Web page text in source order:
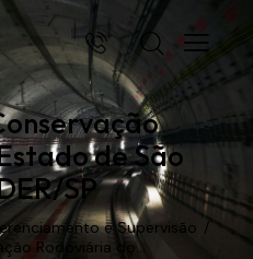
de São
SP
e Supervisão
Rodoviária do...